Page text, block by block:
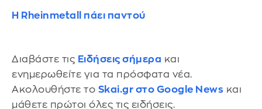
H Rheinmetall πάει παντού
Διαβάστε τις Ειδήσεις σήμερα και
ενημερωθείτε για τα πρόσφατα νέα.
Ακολουθήστε το Skai.gr στο Google News και
μάθετε πρώτοι όλες τις ειδήσεις.